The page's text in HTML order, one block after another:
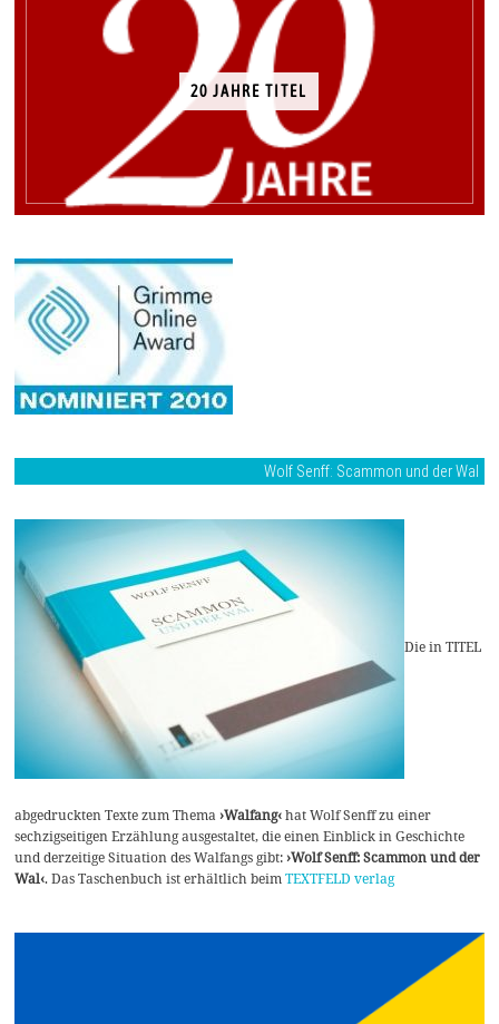
20 JAHRE TITEL
Wolf Senff: Scammon und der Wal
Die in TITEL
abgedruckten Texte zum Thema›Walfang‹hat Wolf Senff zu einer
sechzigseitigen Erzählung ausgestaltet, die einen Einblick in Geschichte
und derzeitige Situation des Walfangs gibt:›Wolf Senff: Scammon und der
Wal‹. Das Taschenbuch ist erhältlich beimTEXTFELD verlag